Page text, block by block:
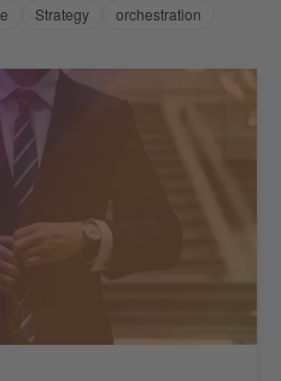
Strategy orchestration